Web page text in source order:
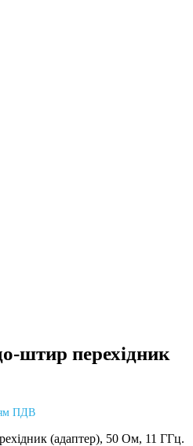
штир перехідник
ПДВ
(адаптер), 50 Ом, 11 ГГц.